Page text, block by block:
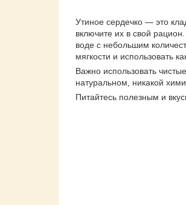
Утиное сердечко — это
включите их в свой
воде с небольшим
мягкости и использовать
Важно использовать
натуральном, никакой
Питайтесь полезным и